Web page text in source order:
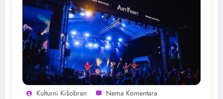
Kulturni Kišobran